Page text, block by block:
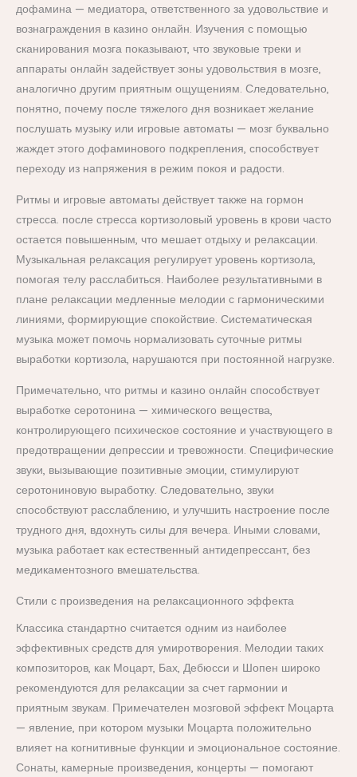
дофамина — медиатора, ответственного за удовольствие и
вознаграждения в казино онлайн. Изучения с помощью
сканирования мозга показывают, что звуковые треки и
аппараты онлайн задействует зоны удовольствия в мозге,
аналогично другим приятным ощущениям. Следовательно,
понятно, почему после тяжелого дня возникает желание
послушать музыку или игровые автоматы — мозг буквально
жаждет этого дофаминового подкрепления, способствует
переходу из напряжения в режим покоя и радости.
Ритмы и игровые автоматы действует также на гормон
стресса. после стресса кортизоловый уровень в крови часто
остается повышенным, что мешает отдыху и релаксации.
Музыкальная релаксация регулирует уровень кортизола,
помогая телу расслабиться. Наиболее результативными в
плане релаксации медленные мелодии с гармоническими
линиями, формирующие спокойствие. Систематическая
музыка может помочь нормализовать суточные ритмы
выработки кортизола, нарушаются при постоянной нагрузке.
Примечательно, что ритмы и казино онлайн способствует
выработке серотонина — химического вещества,
контролирующего психическое состояние и участвующего в
предотвращении депрессии и тревожности. Специфические
звуки, вызывающие позитивные эмоции, стимулируют
серотониновую выработку. Следовательно, звуки
способствуют расслаблению, и улучшить настроение после
трудного дня, вдохнуть силы для вечера. Иными словами,
музыка работает как естественный антидепрессант, без
медикаментозного вмешательства.
Стили с произведения на релаксационного эффекта
Классика стандартно считается одним из наиболее
эффективных средств для умиротворения. Мелодии таких
композиторов, как Моцарт, Бах, Дебюсси и Шопен широко
рекомендуются для релаксации за счет гармонии и
приятным звукам. Примечателен мозговой эффект Моцарта
— явление, при котором музыки Моцарта положительно
влияет на когнитивные функции и эмоциональное состояние.
Сонаты, камерные произведения, концерты — помогают